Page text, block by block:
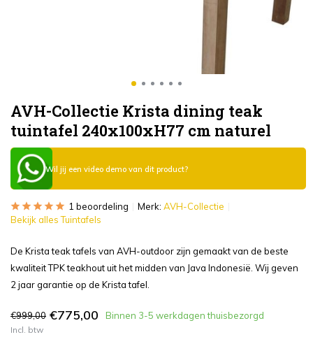
AVH-Collectie Krista dining teak
tuintafel 240x100xH77 cm naturel
Wil jij een video demo van dit product?
1 beoordeling Merk: AVH-Collectie
Bekijk alles Tuintafels
De Krista teak tafels van AVH-outdoor zijn gemaakt van de beste
kwaliteit TPK teakhout uit het midden van Java Indonesië. Wij geven
2 jaar garantie op de Krista tafel.
€999,00 €775,00 Binnen 3-5 werkdagen thuisbezorgd
Incl. btw